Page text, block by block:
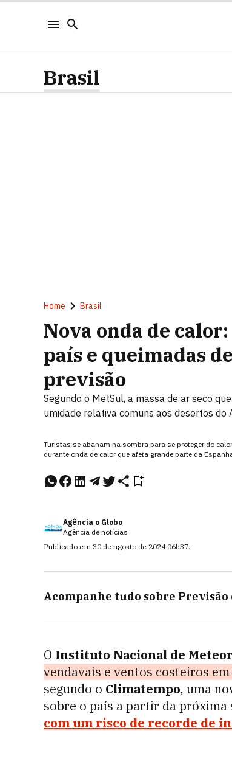
Brasil
Home Brasil
Nova onda de
país e queimadas
previsão
Segundo o MetSul, a massa de ar seco
umidade relativa comuns aos desertos do
Turistas se abanam na sombra para se proteger do
durante onda de calor que afeta grande parte da
Agência o Globo
Agência de notícias
Publicado em 30 de agosto de 2024 06h37.
Acompanhe tudo sobre Previsão
O Instituto Nacional de
vendavais e ventos costeiros
segundo o Climatempo, uma
sobre o país a partir da próxima
com um risco de recorde de